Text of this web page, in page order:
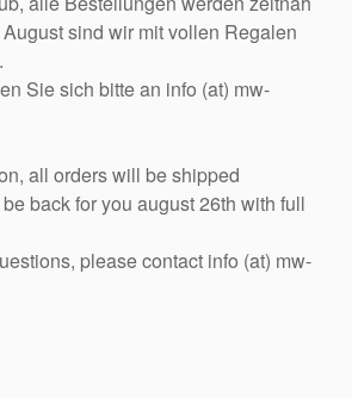
sind wir mit vollen Regalen
Sie sich bitte an info (at) mw-
all orders will be shipped
back for you august 26th with full
please contact info (at) mw-